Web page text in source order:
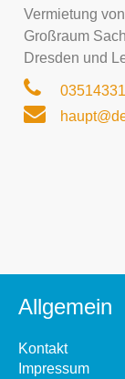
Vermietung
Großraum
Dresden und
Allgemein
Kontakt
Impressum